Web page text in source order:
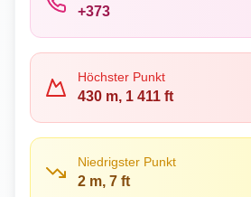
+373
Höchster Punkt
430 m, 1 411 ft
Niedrigster Punkt
2 m, 7 ft